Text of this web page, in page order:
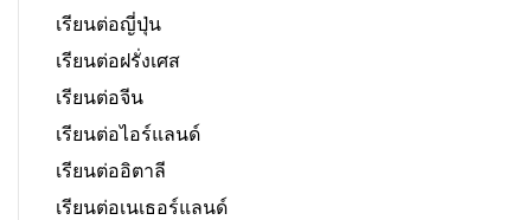
เรียนต่อญี่ปุ่น
เรียนต่อฝรั่งเศส
เรียนต่อจีน
เรียนต่อไอร์แลนด์
เรียนต่ออิตาลี
เรียนต่อเนเธอร์แลนด์